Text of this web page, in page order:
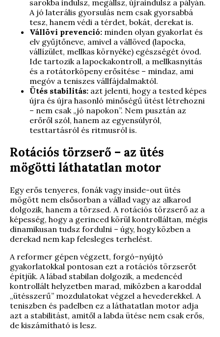
sarokba indulsz, megállsz, újraindulsz a pályán.
A jó laterális gyorsulás nem csak gyorsabbá
tesz, hanem védi a térdet, bokát, derekat is.
Vállövi prevenció: minden olyan gyakorlat és
elv gyűjtőneve, amivel a vállöved (lapocka,
vállízület, mellkas környéke) egészségét óvod.
Ide tartozik a lapockakontroll, a mellkasnyitás
és a rotátorköpeny erősítése – mindaz, ami
megóv a teniszes vállfájdalmak­tól.
Ütés stabilitás: azt jelenti, hogy a tested képes
újra és újra hasonló minőségű ütést létrehozni
– nem csak „jó napokon”. Nem pusztán az
erőről szól, hanem az egyensúlyról,
testtartásról és ritmusról is.
Rotációs törzserő – az ütés
mögötti láthatatlan motor
Egy erős tenyeres, fonák vagy inside-out ütés
mögött nem elsősorban a vállad vagy az alkarod
dolgozik, hanem a törzsed. A rotációs törzserő az a
képesség, hogy a gerinced körül kontrolláltan, mégis
dinamikusan tudsz fordulni – úgy, hogy közben a
derekad nem kap felesleges terhelést.
A reformer gépen végzett, forgó–nyújtó
gyakorlatokkal pontosan ezt a rotációs törzserőt
építjük. A lábad stabilan dolgozik, a medencéd
kontrollált helyzetben marad, miközben a karoddal
„ütésszerű” mozdulatokat végzel a hevederekkel. A
teniszben és padelben ez a láthatatlan motor adja
azt a stabilitást, amitől a labda ütése nem csak erős,
de kiszámítható is lesz.